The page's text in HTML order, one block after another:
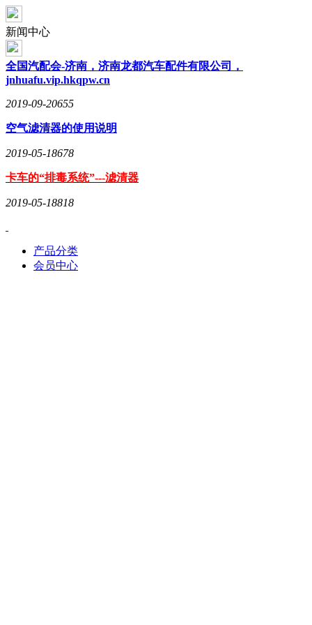
新闻中心
全国汽配会-济南，济南龙都汽车配件有限公司，
jnhuafu.vip.hkqpw.cn
2019-09-20655
空气滤清器的使用说明
2019-05-18678
卡车的“排毒系统”---滤清器
2019-05-18818
产品分类
会员中心